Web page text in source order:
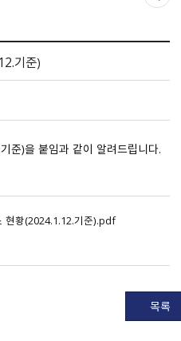
기준）
준）을 붙임과 같이 알려드립니다.
황（2024.1.12.기준）.pdf
목록